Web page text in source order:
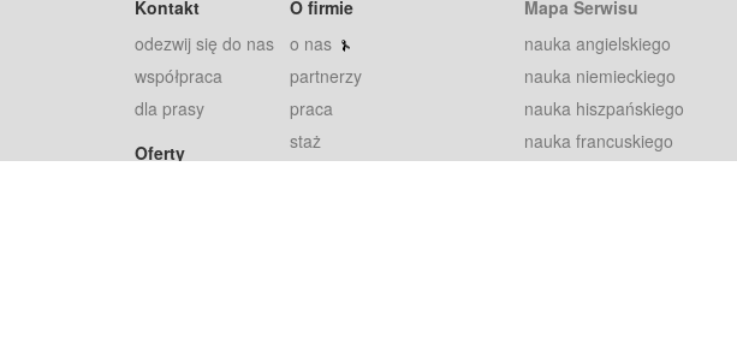
Kontakt
odezwij się do nas
współpraca
dla prasy
Oferty
O firmie
o nas
partnerzy
praca
staż
Mapa Serwisu
nauka angielskiego
nauka niemieckiego
nauka hiszpańskiego
nauka francuskiego